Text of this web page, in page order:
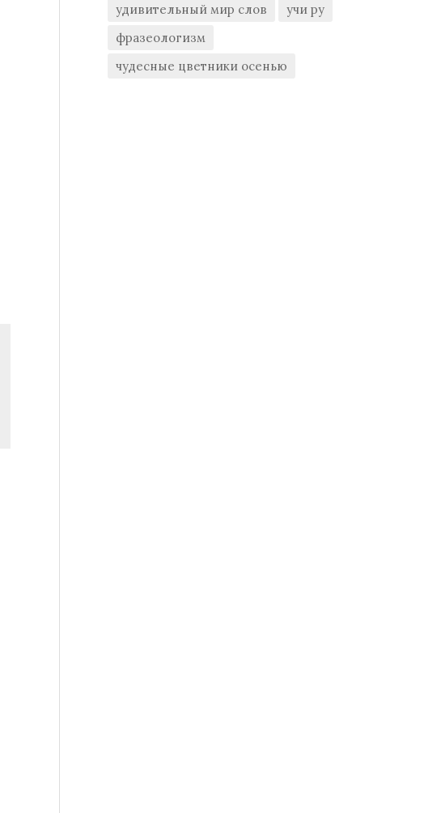
удивительный мир слов
учи ру
фразеологизм
чудесные цветники осенью